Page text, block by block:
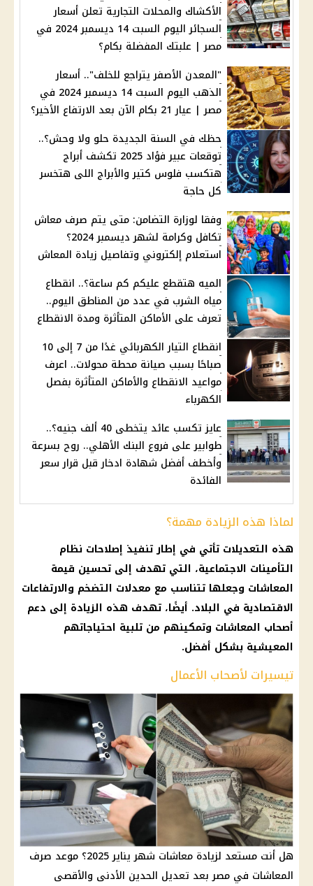
الأكشاك والمحلات التجارية تعلن أسعار
السجائر اليوم السبت 14 ديسمبر 2024 في
مصر | علبتك المفضلة بكام؟
"المعدن الأصفر يتراجع للخلف".. أسعار
الذهب اليوم السبت 14 ديسمبر 2024 في
مصر | عيار 21 بكام الآن بعد الارتفاع الأخير؟
حظك في السنة الجديدة حلو ولا وحش؟..
توقعات عبير فؤاد 2025 تكشف أبراج
هتكسب فلوس كتير والأبراج اللى هتخسر
كل حاجة
وفقا لوزارة التضامن: متى يتم صرف معاش
تكافل وكرامة لشهر ديسمبر 2024؟
استعلام إلكتروني وتفاصيل زيادة المعاش
الميه هتقطع عليكم كم ساعة؟.. انقطاع
مياه الشرب في عدد من المناطق اليوم..
تعرف على الأماكن المتأثرة ومدة الانقطاع
انقطاع التيار الكهربائي غدًا من 7 إلى 10
صباحًا بسبب صيانة محطة محولات.. اعرف
مواعيد الانقطاع والأماكن المتأثرة بفصل
الكهرباء
عايز تكسب عائد يتخطى 40 ألف جنيه؟..
طوابير على فروع البنك الأهلي.. روح بسرعة
وأخطف أفضل شهادة ادخار قبل قرار سعر
الفائدة
لماذا هذه الزيادة مهمة؟
هذه التعديلات تأتي في إطار تنفيذ إصلاحات نظام
التأمينات الاجتماعية، التي تهدف إلى تحسين قيمة
المعاشات وجعلها تتناسب مع معدلات التضخم والارتفاعات
الاقتصادية في البلاد. أيضًا، تهدف هذه الزيادة إلى دعم
أصحاب المعاشات وتمكينهم من تلبية احتياجاتهم
المعيشية بشكل أفضل.
تيسيرات لأصحاب الأعمال
هل أنت مستعد لزيادة معاشات شهر يناير 2025؟ موعد صرف
المعاشات في مصر بعد تعديل الحدين الأدنى والأقصى